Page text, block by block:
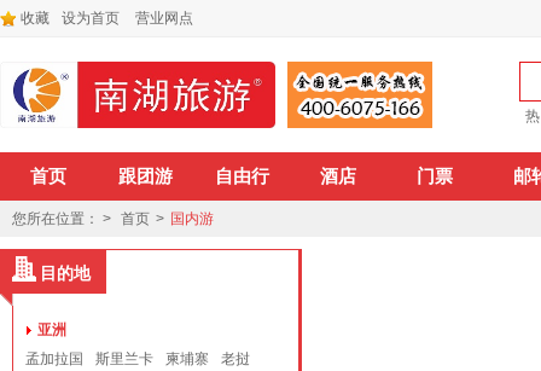
收藏 设为首页 营业网点
首页 跟团游 自由行 酒店 门票 邮
您所在位置： > 首页 > 国内游
目的地
亚洲
孟加拉国
斯里兰卡 柬埔寨
老挝